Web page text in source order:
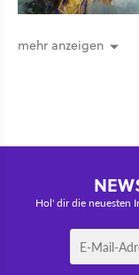
mehr anzeigen
Hol' dir die neuesten